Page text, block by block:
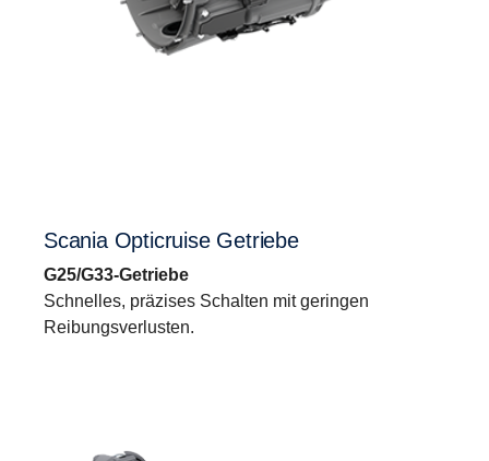
Scania Opticruise Getriebe
G25/G33-Getriebe
Schnelles, präzises Schalten mit geringen
Reibungsverlusten.